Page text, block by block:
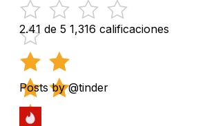
2.41 de 5 1,316 calificaciones
Posts by @tinder